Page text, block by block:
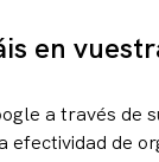
en
a través de
de